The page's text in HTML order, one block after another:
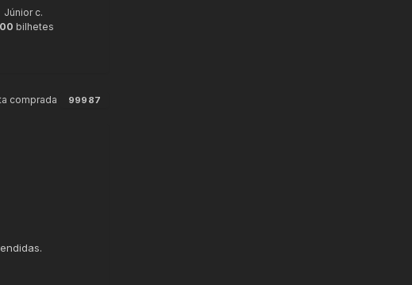
Júnior c.
bilhetes
comprada 99987